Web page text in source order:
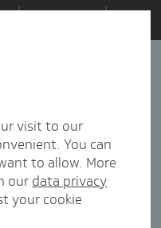
Popularität
visit to our
You can
to allow. More
our data privacy
your cookie